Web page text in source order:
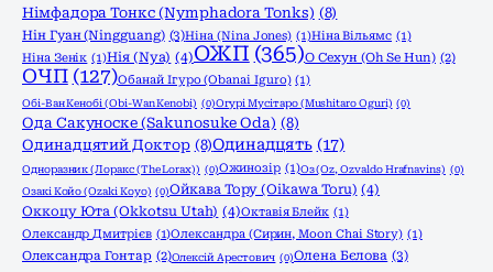
Німфадора Тонкс (Nymphadora Tonks) (8)
Нін Гуан (Ningguang) (3)Ніна (Nina Jones) (1)Ніна Вільямс (1)
Ніна Зенік (1)Нія (Nya) (4)ОЖП (365)О Сехун (Oh Se Hun) (2)
ОЧП (127)Обанай Ігуро (Obanai Iguro) (1)
Обі-Ван Кенобі (Obi-Wan Kenobi) (0)Огурі Мусітаро (Mushitaro Oguri) (0)
Ода Сакуноске (Sakunosuke Oda) (8)
Одинадцятий Доктор (8)Одинадцять (17)
Одноразник (Лоракс (The Lorax)) (0)Ожинозір (1)Оз (Oz, Ozvaldo Hrafnavins) (0)
Озакі Койо (Ozaki Koyo) (0)Ойкава Тору (Oikawa Toru) (4)
Оккоцу Юта (Okkotsu Utah) (4)Октавія Блейк (1)
Олександр Дмитрієв (1)Олександра (Сирин, Moon Chai Story) (1)
Олександра Гонтар (2)Олексій Арестович (0)Олена Бєлова (3)